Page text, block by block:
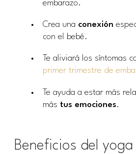
embarazo.
Crea una conexión
con el bebé.
Te aliviará los síntomas
primer trimestre de
Te ayuda a estar más
más tus emociones.
Beneficios del